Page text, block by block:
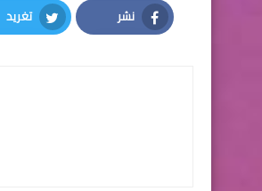
نشر
Facebook
تغريد
Twitter